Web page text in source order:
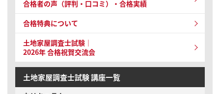
合格者の声（評判・口コミ）・合格実績
合格特典について
土地家屋調査士試験｜
2026年 合格祝賀交流会
土地家屋調査士試験 講座一覧